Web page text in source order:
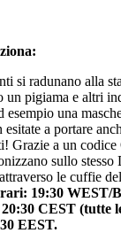
si radunano alla
un pigiama e altri
esempio una
a portare
Grazie a un codice
sullo stesso
le cuffie
19:30 WEST/
CEST (tutte
EEST.